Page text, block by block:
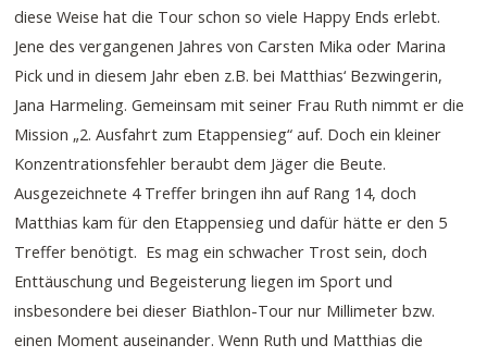
diese Weise hat die Tour schon so viele Happy Ends erlebt.
Jene des vergangenen Jahres von Carsten Mika oder Marina
Pick und in diesem Jahr eben z.B. bei Matthias‘ Bezwingerin,
Jana Harmeling. Gemeinsam mit seiner Frau Ruth nimmt er die
Mission „2. Ausfahrt zum Etappensieg“ auf. Doch ein kleiner
Konzentrationsfehler beraubt dem Jäger die Beute.
Ausgezeichnete 4 Treffer bringen ihn auf Rang 14, doch
Matthias kam für den Etappensieg und dafür hätte er den 5
Treffer benötigt. Es mag ein schwacher Trost sein, doch
Enttäuschung und Begeisterung liegen im Sport und
insbesondere bei dieser Biathlon-Tour nur Millimeter bzw.
einen Moment auseinander. Wenn Ruth und Matthias die